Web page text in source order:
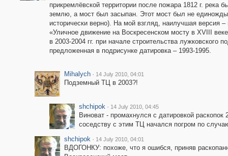
прикремлёвской территории после пожара 1812 г.
землю, а мост был засыпан. Этот мост был не
исторически верно). На мой взгляд, наилучшая версия
«Уличное движение на Воскресенском мосту в XVIII
в 2003-2004 гг. при начале строительства лужковского
предложенная в подрисунке датировка – 1993-1995.
Mihalych · 14 July 2010, 04:01
Подземный ТЦ в 2003?!
shchipok · 14 July 2010, 04:45
Виноват - промахнулся с датировкой
соседству с этим ТЦ начался погром по
shchipok · 14 July 2010, 04:01
ВДОГОНКУ: похоже, что я ошибся, приняв